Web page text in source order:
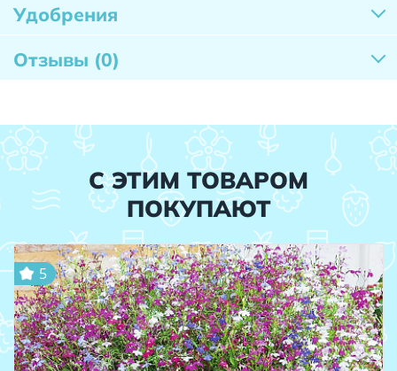
Удобрения
Отзывы (0)
С ЭТИМ ТОВАРОМ
ПОКУПАЮТ
5